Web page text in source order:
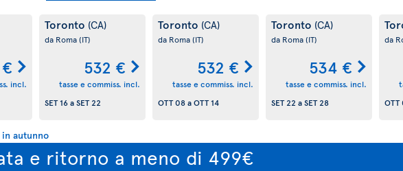
incl.
Toronto (CA)
da Roma(IT)
532 €
tasse e commiss. incl.
SET 16aSET 22
Toronto (CA)
da Roma(IT)
532 €
tasse e commiss. incl.
OTT 08aOTT 14
Toronto (CA)
da Roma(IT)
534 €
tasse e commiss. incl.
SET 22 aSET 28
da
OTT
autunno
e ritorno a meno di 499€